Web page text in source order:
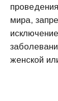
мира,
женской